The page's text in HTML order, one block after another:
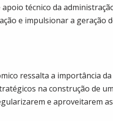
técnico da
e impulsionar a geração
ressalta a importância
na construção de
e aproveitarem